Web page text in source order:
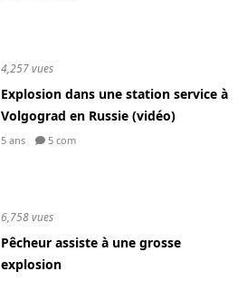
4,257 vues
Explosion dans une station service à
Volgograd en Russie (vidéo)
5 ans 5 com
6,758 vues
Pêcheur assiste à une grosse
explosion